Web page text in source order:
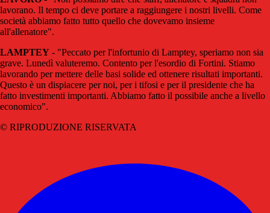
lavorano. Il tempo ci deve portare a raggiungere i nostri livelli. Come
società abbiamo fatto tutto quello che dovevamo insieme
all'allenatore".
LAMPTEY - "Peccato per l'infortunio di Lamptey, speriamo non sia
grave. Lunedì valuteremo. Contento per l'esordio di Fortini. Stiamo
lavorando per mettere delle basi solide ed ottenere risultati importanti.
Questo è un dispiacere per noi, per i tifosi e per il presidente che ha
fatto investimenti importanti. Abbiamo fatto il possibile anche a livello
economico".
© RIPRODUZIONE RISERVATA